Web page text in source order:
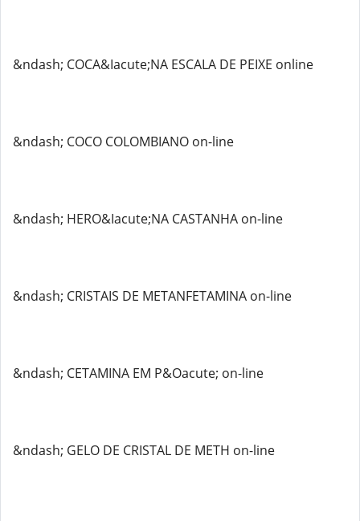
&ndash; COCA&Iacute;NA ESCALA DE PEIXE online
&ndash; COCO COLOMBIANO on-line
&ndash; HERO&Iacute;NA CASTANHA on-line
&ndash; CRISTAIS DE METANFETAMINA on-line
&ndash; CETAMINA EM P&Oacute; on-line
&ndash; GELO DE CRISTAL DE METH on-line